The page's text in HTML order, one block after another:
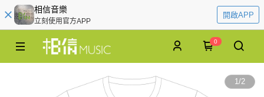
相信音樂
立刻使用官方APP
開啟APP
0
1/2